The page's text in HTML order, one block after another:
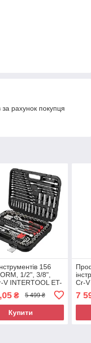
рахунок покупця
156
1/2", 3/8",
V INTERTOOL ET-
₴ 5 499 ₴
Купити
Cr-
7